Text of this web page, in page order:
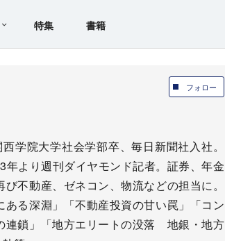
特集 書籍
フォロー
学院大学社会学部卒、毎日新聞社入社。
より週刊ダイヤモンド記者。証券、年金
不動産、ゼネコン、物流などの担当に。
る深淵」「不動産投資の甘い罠」「コン
鎖」「地方エリートの没落 地銀・地方